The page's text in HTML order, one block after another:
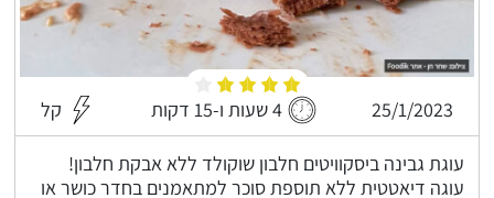
25/1/2023 4 שעות ו-15 דקות קל
עוגת גבינה ביסקוויטים חלבון שוקולד ללא אבקת חלבון!
עוגה דיאטטית ללא תוספת סוכר למתאמנים בחדר כושר או